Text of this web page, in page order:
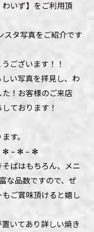
いず】をご利用頂
スタ写真をご紹介です
ございます！！
い写真を拝見し、わ
！お客様のご来店
ております！
す。
✻ – ✻ – ✻
ばはもちろん、メニ
な品数ですので、ぜ
ご賞味頂けると嬉し
いてあり詳しい焼き